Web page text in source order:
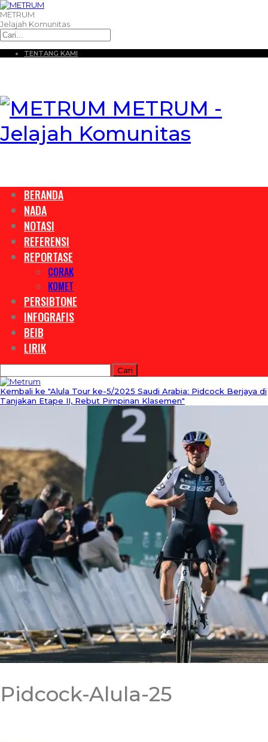
METRUM
Jelajah Komunitas
TENTANG KAMI
METRUM -
Jelajah Komunitas
BERANDA
NADA
NOTASI
REFERENSI
REPORTASE
CORAK
KOMET
PERSIBTONE
INFOGRAFIS
BEIB
LIRIK
Kembali ke "Alula Tour ke-5/2025 Saudi Arabia: Pidcock Berjaya di
Tanjakan Etape II, Rebut Pimpinan Klasemen"
Pidcock-Alula-25